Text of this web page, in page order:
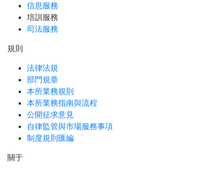
信息服務
培訓服務
司法服務
規則
法律法規
部門規章
本所業務規則
本所業務指南與流程
公開征求意見
自律監管與市場服務事項
制度規則匯編
關于